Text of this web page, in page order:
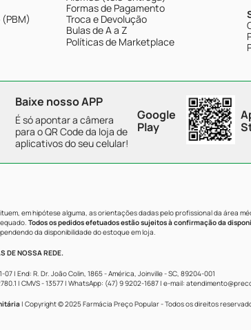
Formas de Pagamento
Troca e Devolução
Bulas de A a Z
Políticas de Marketplace
Baixe nosso APP
É só apontar a câmera
para o QR Code da loja de
aplicativos do seu celular!
Google
Play
em hipótese alguma, as orientações dadas pelo profissional da área
Todos os pedidos efetuados estão sujeitos à confirmação da
da disponibilidade do estoque em loja.
DE NOSSA REDE.
| End: R. Dr. João Colin, 1865 - América, Joinville - SC, 89204-001
| CMVS - 13577 | WhatsApp: (47) 9 9202-1687 | e-mail:
| Copyright © 2025 Farmácia Preço Popular - Todos os direitos